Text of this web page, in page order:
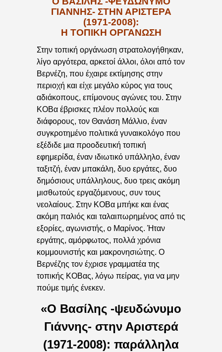
ΓΙΑΝΝΗΣ- ΣΤΗΝ ΑΡΙΣΤΕΡΑ
(1971-2008):
Η ΤΟΠΙΚΗ ΟΡΓΑΝΩΣΗ
Στην τοπική οργάνωση στρατολογήθηκαν,
λίγο αργότερα, αρκετοί άλλοι, όλοι από τον
Βερνέζη, που έχαιρε εκτίμησης στην
περιοχή και είχε μεγάλο κύρος για τους
αδιάκοπους, επίμονους αγώνες του. Στην
ΚΟΒα έβρισκες πλέον πολλούς και
διάφορους, τον Θανάση Μάλλιο, έναν
συγκροτημένο πολιτικά γυναικολόγο που
εξέδιδε μια προοδευτική τοπική
εφημερίδα, έναν ιδιωτικό υπάλληλο, έναν
ταξιτζή, έναν μπακάλη, δυο εργάτες, δυο
δημόσιους υπάλληλους, δυο τρεις ακόμη
μισθωτούς εργαζόμενους, συν τους
νεολαίους. Στην ΚΟΒα μπήκε και ένας
ακόμη παλιός και ταλαιπωρημένος από τις
εξορίες, αγωνιστής, ο Μαρίνος. Ήταν
εργάτης, αμόρφωτος, πολλά χρόνια
κομμουνιστής και μακρονησιώτης. Ο
Βερνέζης τον έχρισε γραμματέα της
τοπικής ΚΟΒας, λόγω πείρας, για να μην
πούμε τιμής ένεκεν.
«Ο Βασίλης -ψευδώνυμο
Γιάννης- στην Αριστερά
(1971-2008): παράλληλα